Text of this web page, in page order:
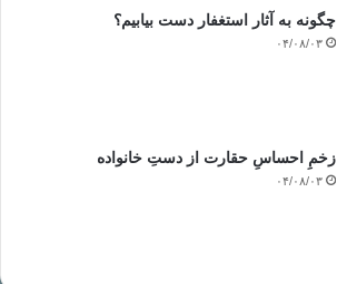
چگونه به آثار استغفار دست بیابیم؟
۰۴/۰۸/۰۳
زخمِ احساسِ حقارت از دستِ خانواده
۰۴/۰۸/۰۳